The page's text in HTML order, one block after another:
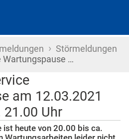
› Störmeldungen
Wartungspause …
am 12.03.2021
21.00 Uhr
ist heute von 20.00 bis ca.